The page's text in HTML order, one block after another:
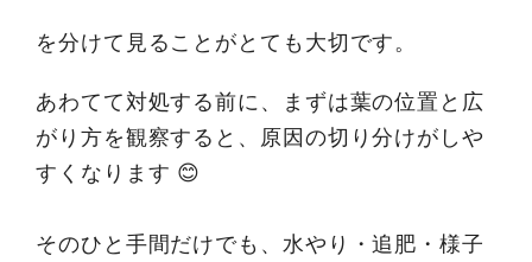
を分けて見ることがとても大切です。
あわてて対処する前に、まずは葉の位置と広
がり方を観察すると、原因の切り分けがしや
すくなります 😊
そのひと手間だけでも、水やり・追肥・様子